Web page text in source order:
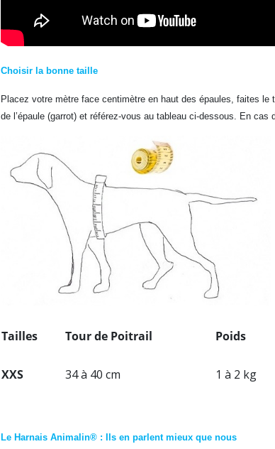
Choisir la bonne taille
Placez votre mètre face centimètre en haut des épaules, faites
de l’épaule (garrot) et référez-vous au tableau ci-dessous. En cas
Tailles Tour de Poitrail Poids
XXS 34 à 40 cm 1 à 2 kg
Le Harnais Animalin® : Ils en parlent mieux que nous